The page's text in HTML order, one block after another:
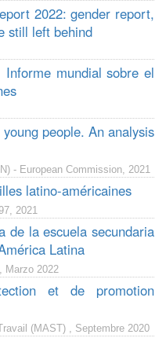
2022: gender report,
still left behind
mundial sobre el
people. An analysis
- European Commission, 2021
latino-américaines
2021
de la escuela secundaria
Latina
Marzo 2022
et de promotion
(MAST) , Septembre 2020